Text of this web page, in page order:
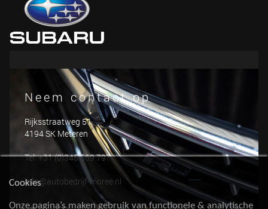
Neem contact op
Rijksstraatweg 51
4194 SK Meteren
Tel: +31 (0)345 569 797
info@autobedrijf-moree.nl
Cookies
Onze pagina’s maken gebruik van functionele & analytische